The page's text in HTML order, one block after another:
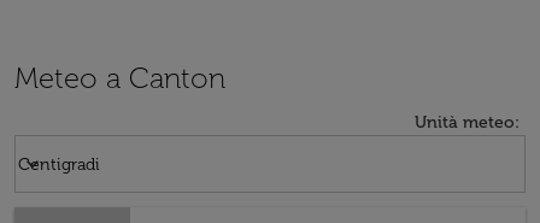
Meteo a Canton
Unità meteo:
Centigradi
keyboard_arrow_down